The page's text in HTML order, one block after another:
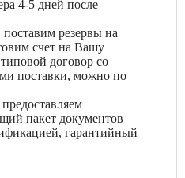
4-5 дней после
резервы на
счет на Вашу
договор со
поставки, можно по
пакет документов
гарантийный